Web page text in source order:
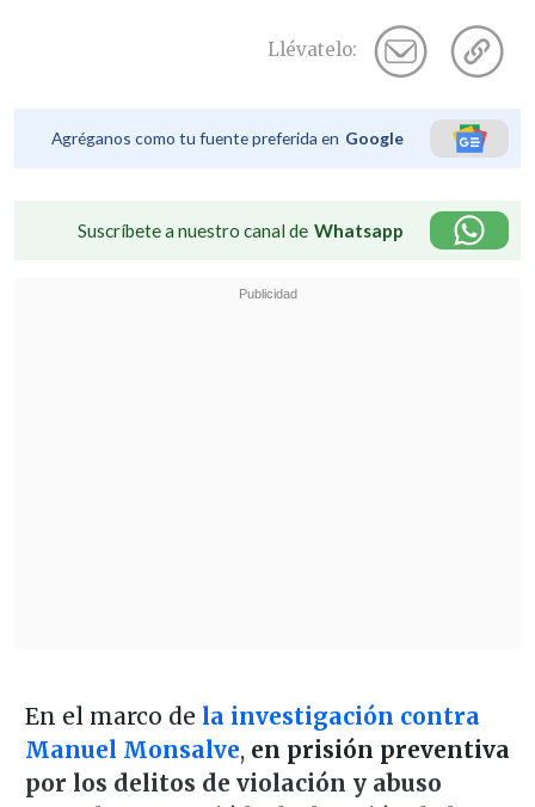
Llévatelo:
Agréganos como tu fuente preferida en Google
Suscríbete a nuestro canal de Whatsapp
En el marco de la investigación contra
Manuel Monsalve, en prisión preventiva
por los delitos de violación y abuso